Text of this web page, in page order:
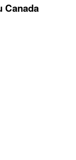
Canada